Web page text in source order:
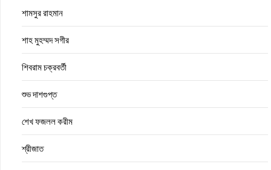
শামসুর রাহমান
শাহ মুহম্মদ সগীর
শিবরাম চক্রবর্তী
শুভ দাশগুপ্ত
শেখ ফজলল করীম
শ্রীজাত